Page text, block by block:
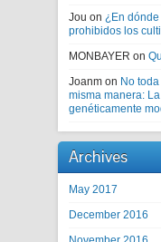
Jou on ¿En
prohibidos los
MONBAYER on
Joanm on No
misma manera:
genéticamente
Archives
May 2017
December 2016